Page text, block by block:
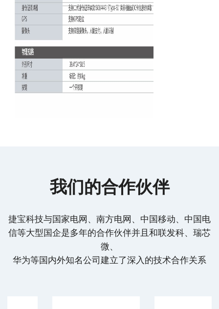
我们的合作伙伴
捷宝科技与国家电网、南方电网、中国移动、中国电
信等大型国企是多年的合作伙伴并且和联发科、瑞芯
微、
华为等国内外知名公司建立了深入的技术合作关系